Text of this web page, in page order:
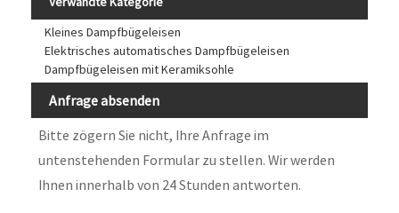
Kleines Dampfbügeleisen
Elektrisches automatisches Dampfbügeleisen
Dampfbügeleisen mit Keramiksohle
Anfrage absenden
Bitte zögern Sie nicht, Ihre Anfrage im
untenstehenden Formular zu stellen. Wir werden
Ihnen innerhalb von 24 Stunden antworten.